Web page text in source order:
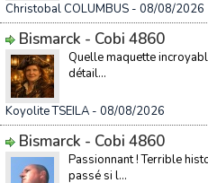
Christobal COLUMBUS - 08/08/2026
Bismarck - Cobi 4860
Quelle maquette
détail...
Koyolite TSEILA - 08/08/2026
Bismarck - Cobi 4860
Passionnant ! Terrible
passé si l...